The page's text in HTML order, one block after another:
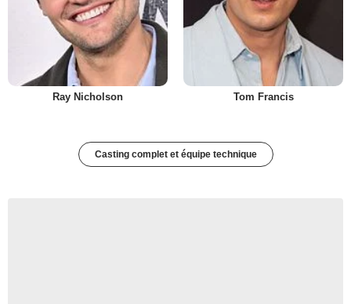
Ray Nicholson Tom Francis
Casting complet et équipe technique